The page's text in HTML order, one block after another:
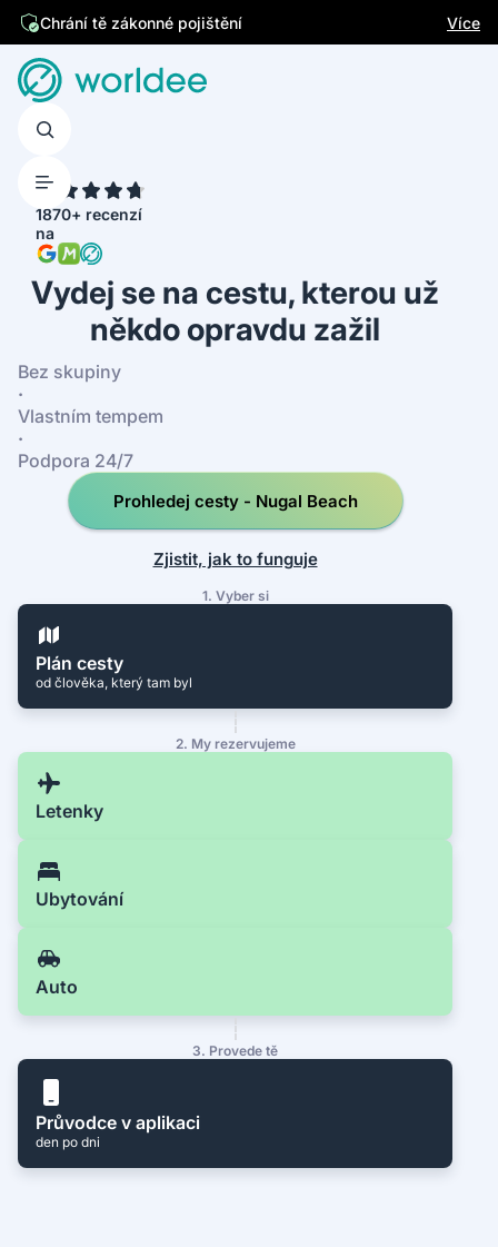
Jsme česká firma Více
1870+ recenzí
na
Vydej se na cestu, kterou už
někdo opravdu zažil
Bez skupiny
·
Vlastním tempem
·
Podpora 24/7
Prohledej cesty - Nugal Beach
Zjistit, jak to funguje
1. Vyber si
Plán cesty
od člověka, který tam byl
2. My rezervujeme
Letenky
Ubytování
Auto
3. Provede tě
Průvodce v aplikaci
den po dni